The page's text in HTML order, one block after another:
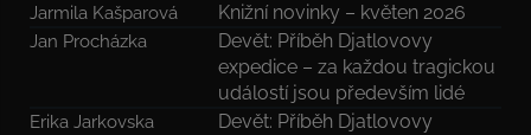
Jarmila Kašparová Knižní novinky – květen 2026
Jan Procházka
Devět: Příběh Djatlovovy
expedice – za každou tragickou
událostí jsou především lidé
Erika Jarkovska
Devět: Příběh Djatlovovy